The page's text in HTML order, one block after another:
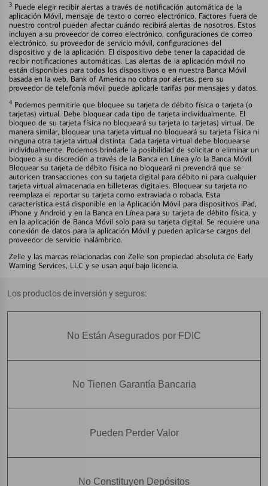
3 Puede elegir recibir alertas a través de notificación automática de la
aplicación Móvil, mensaje de texto o correo electrónico. Factores fuera de
nuestro control pueden afectar cuándo recibirá alertas de nosotros. Estos
incluyen a su proveedor de correo electrónico, configuraciones de correo
electrónico, su proveedor de servicio móvil, configuraciones del
dispositivo y de la aplicación. El dispositivo debe tener la capacidad de
recibir notificaciones automáticas. Las alertas de la aplicación móvil no
están disponibles para todos los dispositivos o en nuestra Banca Móvil
basada en la web. Bank of America no cobra por alertas, pero su
proveedor de telefonía móvil puede aplicarle tarifas por mensajes y datos.
4 Podemos permitirle que bloquee su tarjeta de débito física o tarjeta (o
tarjetas) virtual. Debe bloquear cada tipo de tarjeta individualmente. El
bloqueo de su tarjeta física no bloqueará su tarjeta (o tarjetas) virtual. De
manera similar, bloquear una tarjeta virtual no bloqueará su tarjeta física ni
ninguna otra tarjeta virtual distinta. Cada tarjeta virtual debe bloquearse
individualmente. Podemos brindarle la posibilidad de solicitar o eliminar un
bloqueo a su discreción a través de la Banca en Línea y/o la Banca Móvil.
Bloquear su tarjeta de débito física no bloqueará ni prevendrá que se
autoricen transacciones con su tarjeta digital para débito ni para cualquier
tarjeta virtual almacenada en billeteras digitales. Bloquear su tarjeta no
reemplaza el reportar su tarjeta como extraviada o robada. Esta
característica está disponible en la Aplicación Móvil para dispositivos iPad,
iPhone y Android y en la Banca en Línea para su tarjeta de débito física, y
en la aplicación de Banca Móvil solo para su tarjeta digital. Se requiere una
conexión de datos para la aplicación Móvil y pueden aplicarse cargos del
proveedor de servicio inalámbrico.
Zelle y las marcas relacionadas con Zelle son propiedad absoluta de Early
Warning Services, LLC y se usan aquí bajo licencia.
Los productos de inversión y seguros:
No Están Asegurados por FDIC
No Tienen Garantía Bancaria
Pueden Perder Valor
No Constituyen Depósitos